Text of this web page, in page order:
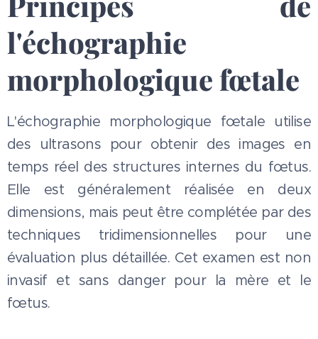
l'échographie
morphologique fœtale
L'échographie morphologique fœtale utilise
des ultrasons pour obtenir des images en
temps réel des structures internes du fœtus.
Elle est généralement réalisée en deux
dimensions, mais peut être complétée par des
techniques tridimensionnelles pour une
évaluation plus détaillée. Cet examen est non
invasif et sans danger pour la mère et le
fœtus.